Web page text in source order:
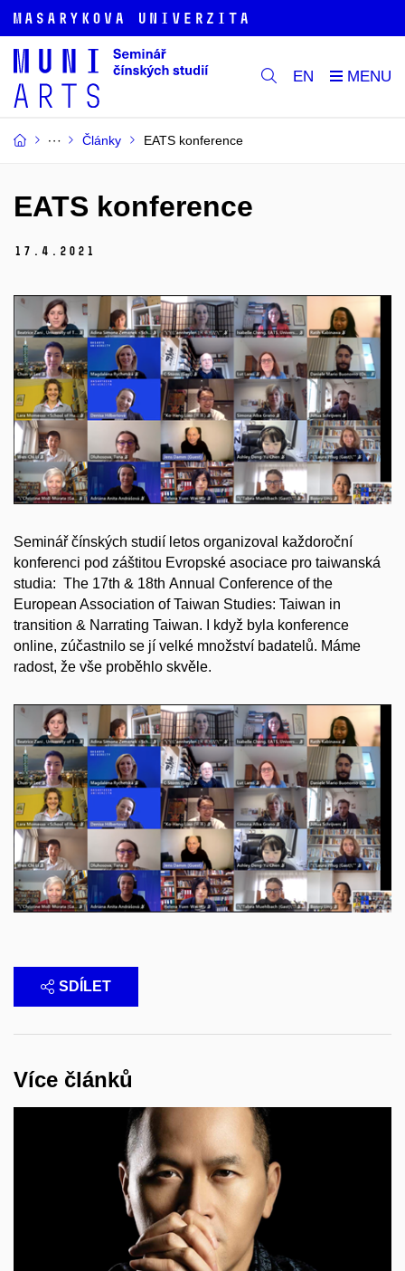
EN
Články EATS konference
EATS konference
17. 4. 2021
Seminář čínských studií letos organizoval každoroční
konferenci pod záštitou Evropské asociace pro taiwanská
studia: The 17th & 18th Annual Conference of the
European Association of Taiwan Studies: Taiwan in
transition & Narrating Taiwan. I když byla konference
online, zúčastnilo se jí velké množství badatelů. Máme
radost, že vše proběhlo skvěle.
SDÍLET
Více článků